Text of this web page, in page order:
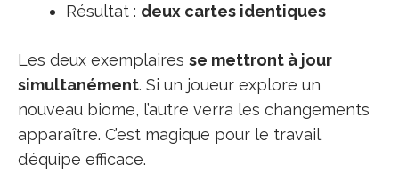
Résultat : deux cartes identiques
Les deux exemplaires se mettront à jour
simultanément. Si un joueur explore un
nouveau biome, l’autre verra les changements
apparaître. C’est magique pour le travail
d’équipe efficace.